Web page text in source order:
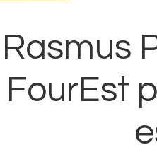
Rasmus
FourEst